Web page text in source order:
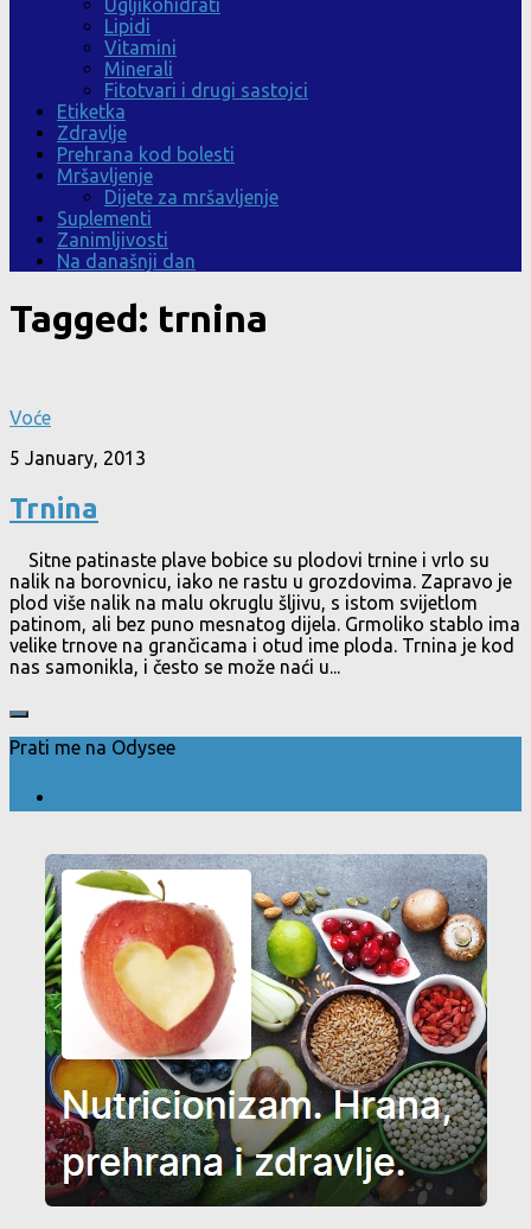
Ugljikohidrati
Lipidi
Vitamini
Minerali
Fitotvari i drugi sastojci
Etiketka
Zdravlje
Prehrana kod bolesti
Mršavljenje
Dijete za mršavljenje
Suplementi
Zanimljivosti
Na današnji dan
Tagged: trnina
Voće
5 January, 2013
Trnina
Sitne patinaste plave bobice su plodovi trnine i vrlo su
nalik na borovnicu, iako ne rastu u grozdovima. Zapravo je
plod više nalik na malu okruglu šljivu, s istom svijetlom
patinom, ali bez puno mesnatog dijela. Grmoliko stablo ima
velike trnove na grančicama i otud ime ploda. Trnina je kod
nas samonikla, i često se može naći u...
Prati me na Odysee